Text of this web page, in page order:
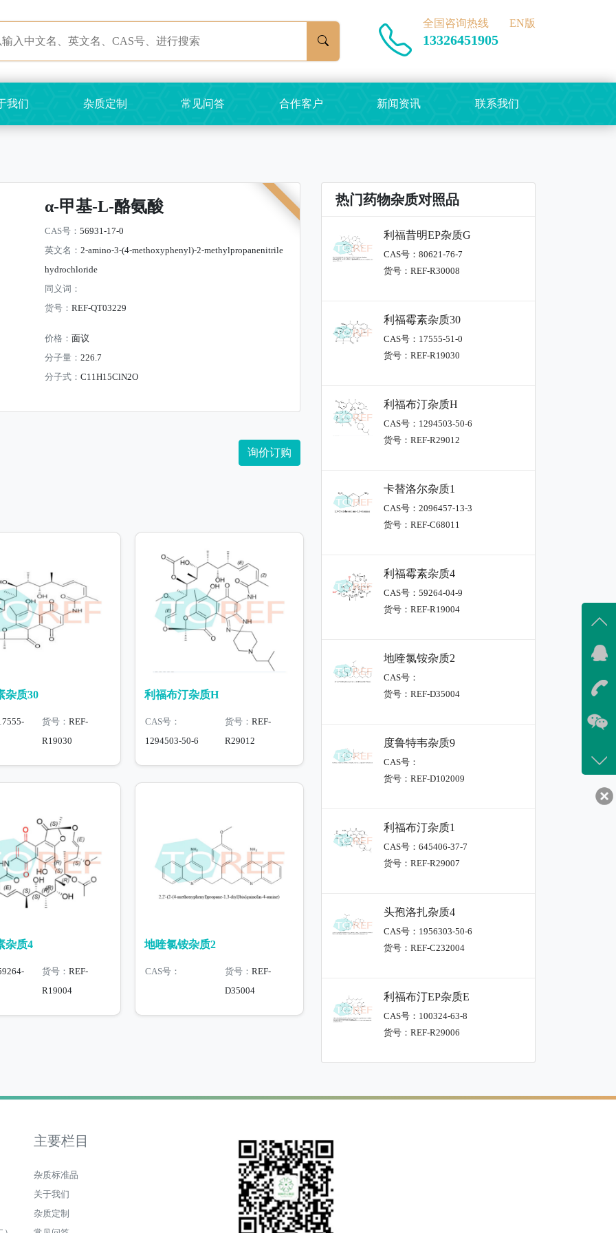
全国咨询热线
13326451905
EN版
我们 杂质定制 常见问答 合作客户 新闻资讯 联系我们
α-甲基-L-酪氨酸
CAS号： 56931-17-0
英文名： 2-amino-3-(4-methoxyphenyl)-2-methylpropanenitrile
hydrochloride
同义词：
货号： REF-QT03229
价格： 面议
分子量： 226.7
分子式： C11H15ClN2O
询价订购
杂质30
货号： REF-
R19030
利福布汀杂质H
CAS号：
1294503-50-6
货号： REF-
R29012
杂质4
货号： REF-
R19004
地喹氯铵杂质2
CAS号： 货号： REF-
D35004
热门药物杂质对照品
利福昔明EP杂质G
CAS号：80621-76-7
货号：REF-R30008
利福霉素杂质30
CAS号：17555-51-0
货号：REF-R19030
利福布汀杂质H
CAS号：1294503-50-6
货号：REF-R29012
卡替洛尔杂质1
CAS号：2096457-13-3
货号：REF-C68011
利福霉素杂质4
CAS号：59264-04-9
货号：REF-R19004
地喹氯铵杂质2
CAS号：
货号：REF-D35004
度鲁特韦杂质9
CAS号：
货号：REF-D102009
利福布汀杂质1
CAS号：645406-37-7
货号：REF-R29007
头孢洛扎杂质4
CAS号：1956303-50-6
货号：REF-C232004
利福布汀EP杂质E
CAS号：100324-63-8
货号：REF-R29006
主要栏目
杂质标准品
关于我们
杂质定制